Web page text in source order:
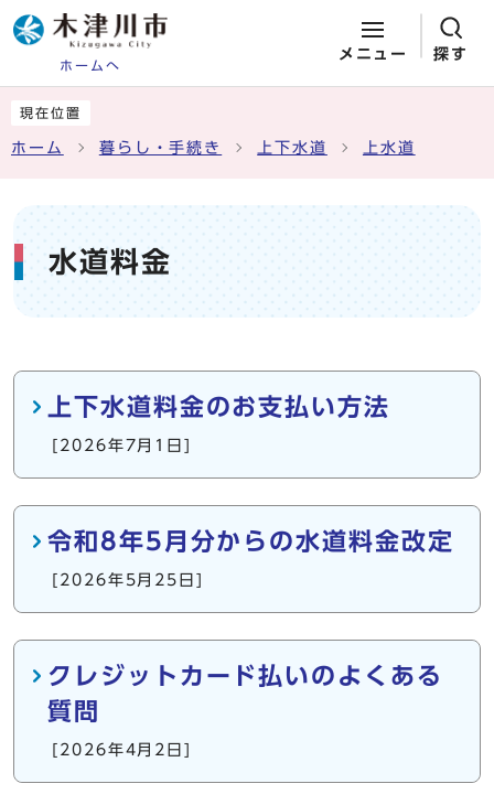
ホームへ
メニュー 探す
現在位置
ホーム 暮らし・手続き 上下水道 上水道
水道料金
メインメニュー
上下水道料金のお支払い方法
[2026年7月1日]
令和8年5月分からの水道料金改定
[2026年5月25日]
クレジットカード払いのよくある
質問
[2026年4月2日]